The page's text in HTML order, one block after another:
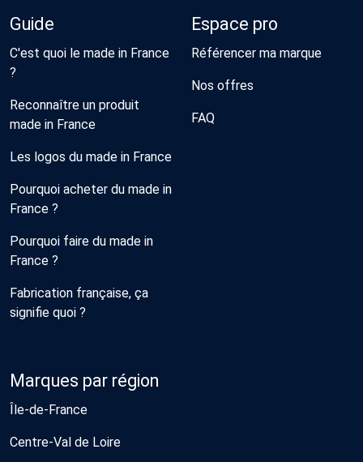
Guide
C'est quoi le made in France
?
Reconnaître un produit
made in France
Les logos du made in France
Pourquoi acheter du made in
France ?
Pourquoi faire du made in
France ?
Fabrication française, ça
signifie quoi ?
Espace pro
Référencer ma marque
Nos offres
FAQ
Marques par région
Île-de-France
Centre-Val de Loire